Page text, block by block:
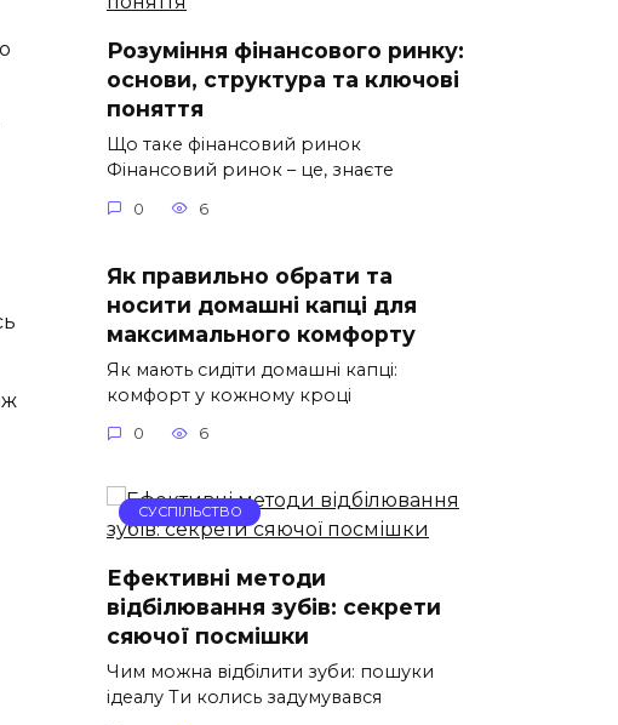
Розуміння фінансового ринку:
основи, структура та ключові
поняття
Що таке фінансовий ринок
Фінансовий ринок – це, знаєте
0 6
Як правильно обрати та
носити домашні капці для
максимального комфорту
Як мають сидіти домашні капці:
комфорт у кожному кроці
0 6
СУСПІЛЬСТВО
Ефективні методи
відбілювання зубів: секрети
сяючої посмішки
Чим можна відбілити зуби: пошуки
ідеалу Ти колись задумувався